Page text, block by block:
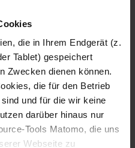
die in Ihrem Endgerät (z.
Tablet) gespeichert
Zwecken dienen können.
die für den Betrieb
und für die wir keine
darüber hinaus nur
Tools Matomo, die uns
Webseite zu
Fotografo: Lorenz
Sternbach
Download